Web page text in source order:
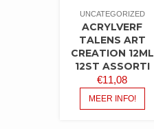
UNCATEGORIZED
ACRYLVERF
TALENS ART
CREATION 12ML
12ST ASSORTI
€11,08
MEER INFO!